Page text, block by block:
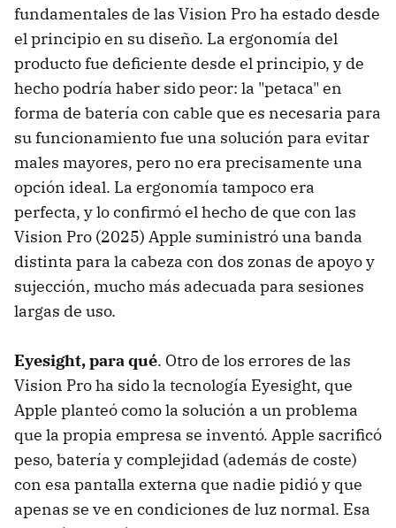
fundamentales de las Vision Pro ha estado desde
el principio en su diseño. La ergonomía del
producto fue deficiente desde el principio, y de
hecho podría haber sido peor: la "petaca" en
forma de batería con cable que es necesaria para
su funcionamiento fue una solución para evitar
males mayores, pero no era precisamente una
opción ideal. La ergonomía tampoco era
perfecta, y lo confirmó el hecho de que con las
Vision Pro (2025) Apple suministró una banda
distinta para la cabeza con dos zonas de apoyo y
sujección, mucho más adecuada para sesiones
largas de uso.
Eyesight, para qué. Otro de los errores de las
Vision Pro ha sido la tecnología Eyesight, que
Apple planteó como la solución a un problema
que la propia empresa se inventó. Apple sacrificó
peso, batería y complejidad (además de coste)
con esa pantalla externa que nadie pidió y que
apenas se ve en condiciones de luz normal. Esa